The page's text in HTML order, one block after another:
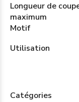
Longueur de
maximum
Motif
Utilisation
Catégories